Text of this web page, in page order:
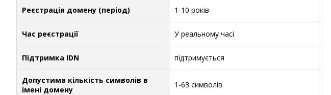
Реєстрація домену (період) 1-10 років
Час реєстрації У реальному часі
Підтримка IDN підтримується
Допустима кількість символів в
імені домену
1-63 символів